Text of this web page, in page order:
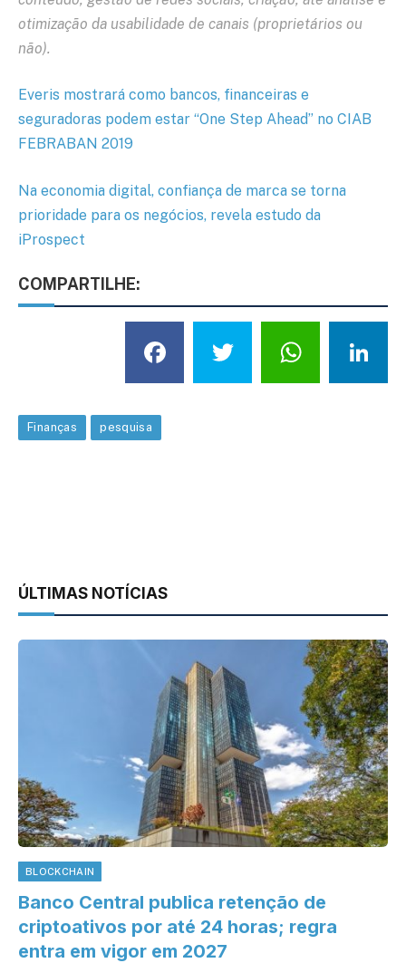
otimização da usabilidade de canais (proprietários ou
não).
Everis mostrará como bancos, financeiras e
seguradoras podem estar “One Step Ahead” no CIAB
FEBRABAN 2019
Na economia digital, confiança de marca se torna
prioridade para os negócios, revela estudo da
iProspect
COMPARTILHE:
Facebook
Twitter
Finanças pesquisa
ÚLTIMAS NOTÍCIAS
BLOCKCHAIN
Banco Central publica retenção de
criptoativos por até 24 horas; regra
entra em vigor em 2027